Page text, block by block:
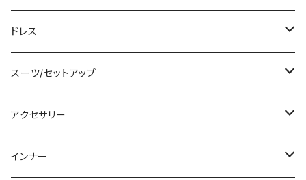
その他
チュニック
カーディガン/ボレロ
ニット/セーター
パーカー
スウェット/トレーナー
デニム
レギンス
その他
オールインワン
ロング
その他
ジャケット
その他
タンキニ
バンドゥビキニ
ワンピース
ラッシュガード
ドレス
ミニ/ショート
ミディアム/ミモレ
ロング/マキシ
スーツ/セットアップ
パンツスーツ
スカートスーツ
アクセサリー
ネックレス
インナー